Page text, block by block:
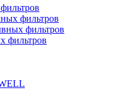
фильтров
фильтров
фильтров